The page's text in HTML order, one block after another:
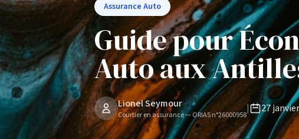
Assurance Auto
Guide pour
Auto aux
Lionel Seymour
Courtier en assurance — ORIAS n°26000958
| 27